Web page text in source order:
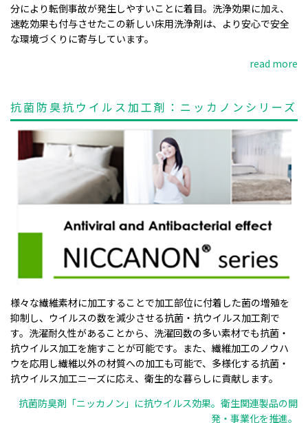
分により転倒事故が発生しやすいことに着目。洗浄効果に加え、
速乾効果も付与させたこの新しい床用洗浄剤は、より安心で安全
な環境づくりに寄与しています。
read more
抗菌防臭抗ウイルス加工剤：ニッカノンシリーズ
様々な繊維素材に加工することで加工部位に付着した菌の増殖を
抑制し、ウイルスの数を減少させる抗菌・抗ウイルス加工剤で
す。洗濯耐久性があることから、洗濯回数の多い素材でも抗菌・
抗ウイルス加工を施すことが可能です。また、繊維加工のノウハ
ウを応用し繊維以外の材質への加工も可能で、多様化する抗菌・
抗ウイルス加工ニーズに応え、衛生的な暮らしに貢献します。
抗菌防臭剤「ニッカノン」に抗ウイルス効果。衛生関連製品の開
発・事業化を推進。